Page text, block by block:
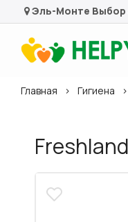
Эль-Монте Выбор
Главная Гигиена